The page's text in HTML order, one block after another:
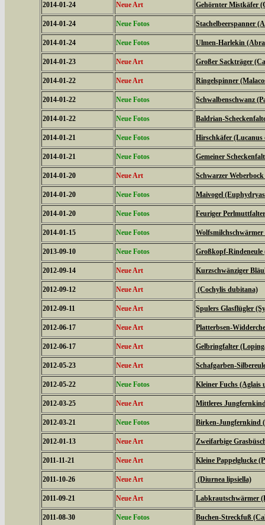
2014-01-24 Neue Art Gehörnter Mistkäfer
2014-01-24 Neue Fotos Stachelbeerspanner
2014-01-24 Neue Fotos Ulmen-Harlekin
2014-01-23 Neue Art Großer Sackträger
2014-01-22 Neue Art Ringelspinner
2014-01-22 Neue Fotos Schwalbenschwanz
2014-01-22 Neue Fotos Baldrian-
2014-01-21 Neue Fotos Hirschkäfer (Lucanus
2014-01-21 Neue Fotos Gemeiner
2014-01-20 Neue Art Schwarzer
2014-01-20 Neue Fotos Maivogel
2014-01-20 Neue Fotos Feuriger
2014-01-15 Neue Fotos
2013-09-10 Neue Fotos Großkopf-Rindeneule
2012-09-14 Neue Art Kurzschwänziger
2012-09-12 Neue Art (Cochylis dubitana)
2012-09-11 Neue Art Spulers Glasflügler
2012-06-17 Neue Art Platterbsen-
2012-06-17 Neue Art Gelbringfalter
2012-05-23 Neue Art Schafgarben-
2012-05-22 Neue Fotos Kleiner Fuchs (Aglais
2012-03-25 Neue Art Mittleres
2012-03-21 Neue Fotos Birken-Jungfernkind
2012-01-13 Neue Art Zweifarbige
2011-11-21 Neue Art Kleine Pappelglucke
2011-10-26 Neue Art (Diurnea lipsiella)
2011-09-21 Neue Art Labkrautschwärmer
2011-08-30 Neue Fotos Buchen-Streckfuß